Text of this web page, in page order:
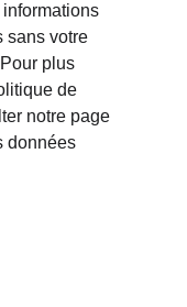
sans votre
plus
de
notre page
données